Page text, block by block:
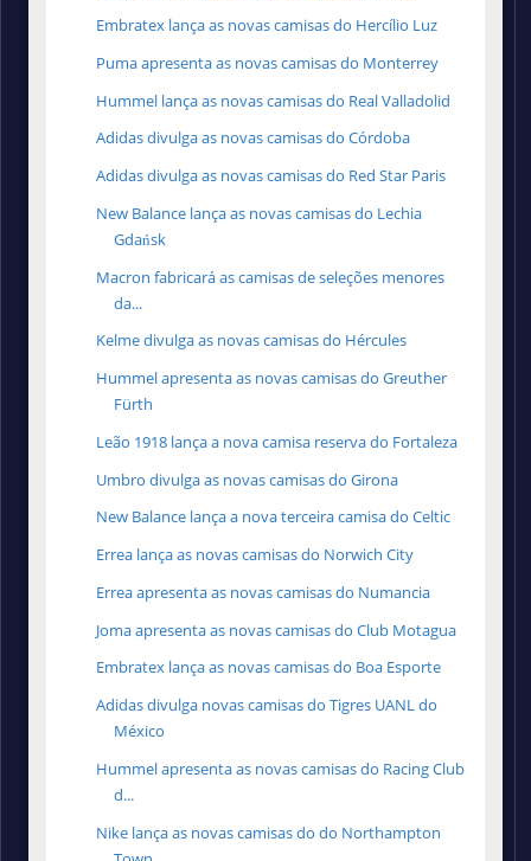
Embratex lança as novas camisas do Hercílio Luz
Puma apresenta as novas camisas do Monterrey
Hummel lança as novas camisas do Real Valladolid
Adidas divulga as novas camisas do Córdoba
Adidas divulga as novas camisas do Red Star Paris
New Balance lança as novas camisas do Lechia
Gdańsk
Macron fabricará as camisas de seleções menores
da...
Kelme divulga as novas camisas do Hércules
Hummel apresenta as novas camisas do Greuther
Fürth
Leão 1918 lança a nova camisa reserva do Fortaleza
Umbro divulga as novas camisas do Girona
New Balance lança a nova terceira camisa do Celtic
Errea lança as novas camisas do Norwich City
Errea apresenta as novas camisas do Numancia
Joma apresenta as novas camisas do Club Motagua
Embratex lança as novas camisas do Boa Esporte
Adidas divulga novas camisas do Tigres UANL do
México
Hummel apresenta as novas camisas do Racing Club
d...
Nike lança as novas camisas do do Northampton